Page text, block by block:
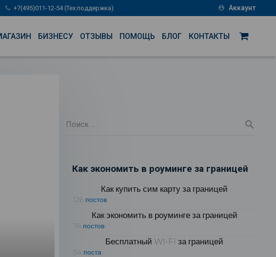
+7(495)011-12-54 (Тех.поддержка) account_circle Аккаунт
БИЗНЕСУ ОТЗЫВЫ ПОМОЩЬ БЛОГ КОНТАКТЫ
Как экономить в роуминге за границей
Как купить сим карту за границей
126 постов
Как экономить в роуминге за границей
76 постов
Бесплатный WI-FI за границей
54 поста